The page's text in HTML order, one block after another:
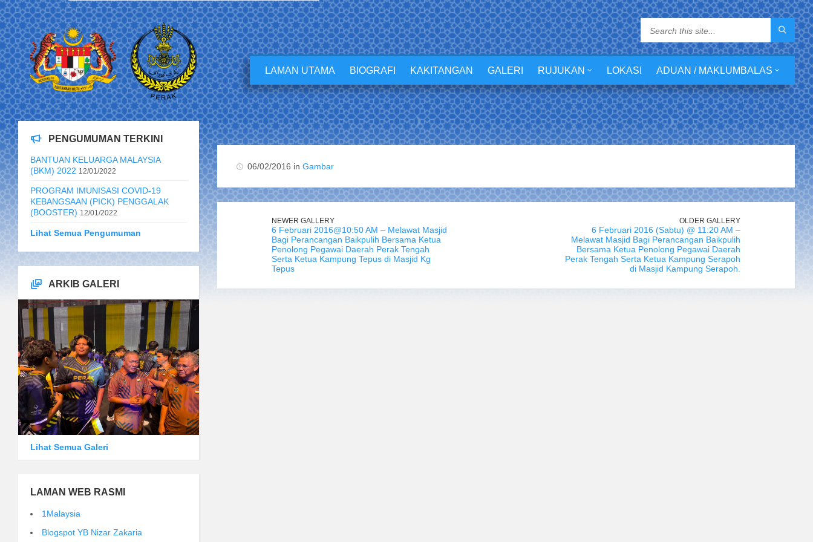
LAMAN UTAMA BIOGRAFI KAKITANGAN GALERI RUJUKAN LOKASI ADUAN / MAKLUMBALAS
06/02/2016 in Gambar
NEWER GALLERY
6 Februari 2016@10:50 AM – Melawat Masjid
Bagi Perancangan Baikpulih Bersama Ketua
Penolong Pegawai Daerah Perak Tengah
Serta Ketua Kampung Tepus di Masjid Kg
Tepus
OLDER GALLERY
6 Februari 2016 (Sabtu) @ 11:20 AM –
Melawat Masjid Bagi Perancangan Baikpulih
Bersama Ketua Penolong Pegawai Daerah
Perak Tengah Serta Ketua Kampung Serapoh
di Masjid Kampung Serapoh.
PENGUMUMAN TERKINI
BANTUAN KELUARGA MALAYSIA
(BKM) 2022 12/01/2022
PROGRAM IMUNISASI COVID-19
KEBANGSAAN (PICK) PENGGALAK
(BOOSTER) 12/01/2022
Lihat Semua Pengumuman
ARKIB GALERI
Lihat Semua Galeri
LAMAN WEB RASMI
1Malaysia
Blogspot YB Nizar Zakaria